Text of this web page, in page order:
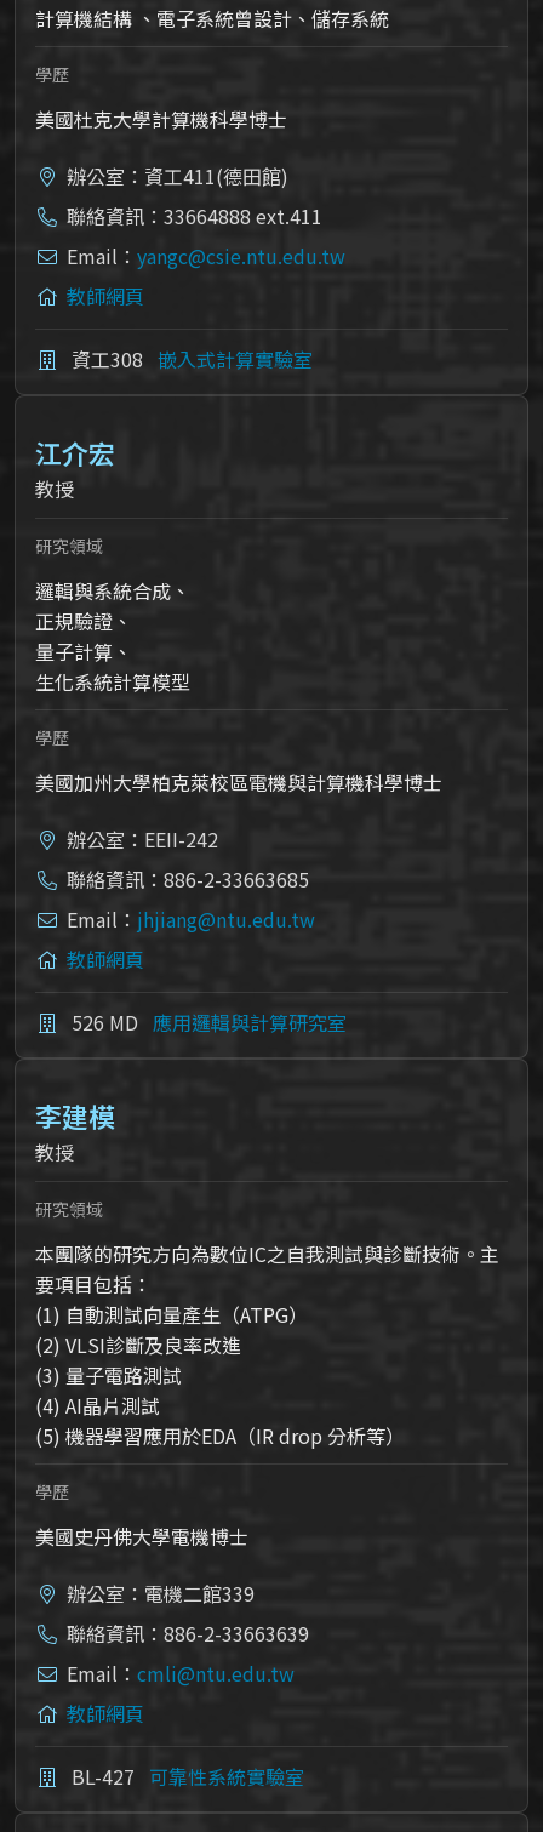
計算機結構 、電子系統曾設計、儲存系統
學歷
美國杜克大學計算機科學博士
辦公室：資工411(德田館)
聯絡資訊：33664888 ext.411
Email： yangc@csie.ntu.edu.tw
教師網頁
資工308 嵌入式計算實驗室
江介宏
教授
研究領域
邏輯與系統合成、
正規驗證、
量子計算、
生化系統計算模型
學歷
美國加州大學柏克萊校區電機與計算機科學博士
辦公室：EEII-242
聯絡資訊：886-2-33663685
Email： jhjiang@ntu.edu.tw
教師網頁
526 MD 應用邏輯與計算研究室
李建模
教授
研究領域
本團隊的研究方向為數位IC之自我測試與診斷技術。主
要項目包括：
(1) 自動測試向量產生（ATPG）
(2) VLSI診斷及良率改進
(3) 量子電路測試
(4) AI晶片測試
(5) 機器學習應用於EDA（IR drop 分析等）
學歷
美國史丹佛大學電機博士
辦公室：電機二館339
聯絡資訊：886-2-33663639
Email： cmli@ntu.edu.tw
教師網頁
BL-427 可靠性系統實驗室